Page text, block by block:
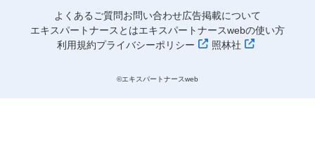
よくあるご質問お問い合わせ広告掲載について
エキスパートナースとはエキスパートナースwebの使い方
利用規約プライバシーポリシー 照林社
©︎エキスパートナースweb